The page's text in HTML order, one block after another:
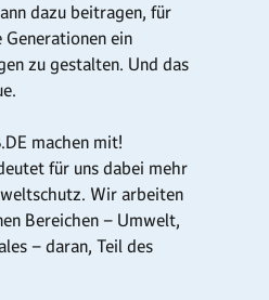
dazu beitragen, für
Generationen ein
zu gestalten. Und das
machen mit!
für uns dabei mehr
Wir arbeiten
Bereichen – Umwelt,
– daran, Teil des